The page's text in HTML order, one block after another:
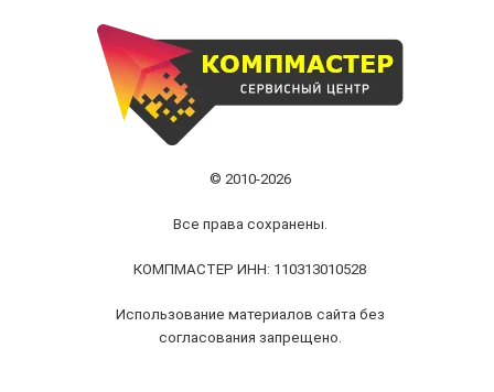
© 2010-2026
Все права сохранены.
КОМПМАСТЕР ИНН: 110313010528
Использование материалов сайта без
согласования запрещено.